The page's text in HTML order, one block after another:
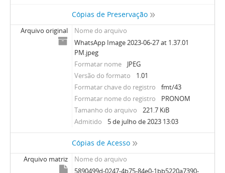
Cópias de Preservação
Arquivo original
Nome do arquivo
WhatsApp Image 2023-06-27 at 1.37.01
PM.jpeg
Formatar nome
JPEG
Versão do formato
1.01
Formatar chave do registro
fmt/43
Formatar nome do registro
PRONOM
Tamanho do arquivo
221.7 KiB
Admitido
5 de julho de 2023 13:03
Cópias de Acesso
Arquivo matriz
Nome do arquivo